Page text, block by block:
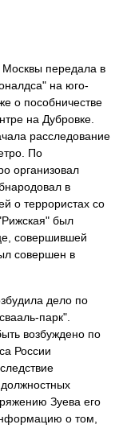
Москвы передала в
на юго-
о пособничестве
на Дубровке.
расследование
По
организовал
в
о террористах со
был
совершившей
совершен в
дело по
парк".
возбуждено по
России
Зуева его
о том,